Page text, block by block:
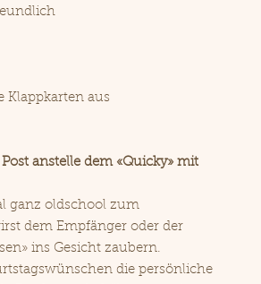
aus
anstelle dem «Quicky» mit
ganz oldschool zum
dem Empfänger oder der
ins Gesicht zaubern.
die persönliche